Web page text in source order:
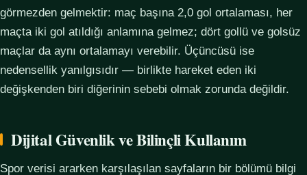
görmezden gelmektir: maç başına 2,0 gol ortalaması, her
maçta iki gol atıldığı anlamına gelmez; dört gollü ve golsüz
maçlar da aynı ortalamayı verebilir. Üçüncüsü ise
nedensellik yanılgısıdır — birlikte hareket eden iki
değişkenden biri diğerinin sebebi olmak zorunda değildir.
Dijital Güvenlik ve Bilinçli Kullanım
Spor verisi ararken karşılaşılan sayfaların bir bölümü bilgi